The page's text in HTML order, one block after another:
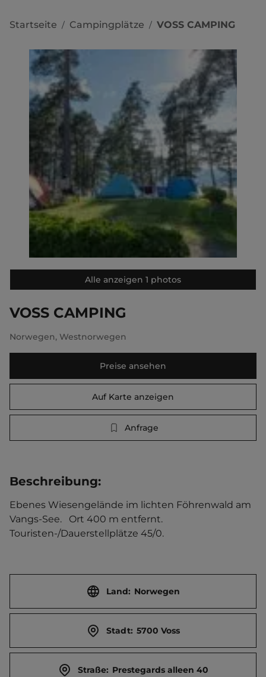
Startseite / Campingplätze / VOSS CAMPING
Alle anzeigen 1 photos
VOSS CAMPING
Norwegen, Westnorwegen
Preise ansehen
Auf Karte anzeigen
Anfrage
Beschreibung:
Ebenes Wiesengelände im lichten Föhrenwald am
Vangs-See.   Ort 400 m entfernt.
Touristen-/Dauerstellplätze 45/0.
Land: Norwegen
Stadt: 5700 Voss
Straße: Prestegards alleen 40